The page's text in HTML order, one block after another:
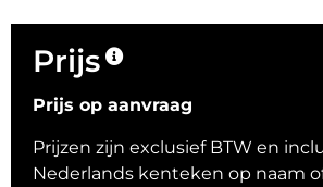
Prijs
Prijs op aanvraag
Prijzen zijn exclusief BTW en
Nederlands kenteken op naam